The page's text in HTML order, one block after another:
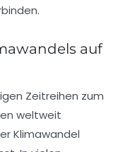
auf
Zeitreihen zum
weltweit
Klimawandel